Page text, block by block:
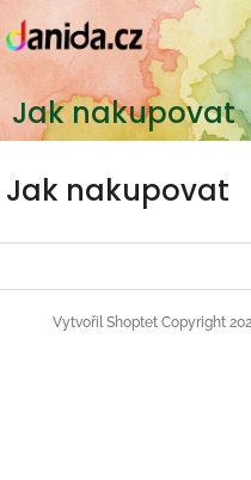
na
obsah
Jak nakupovat
Jak nakupovat
á
Vytvořil Shoptet Copyright